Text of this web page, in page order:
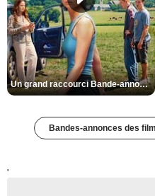
Un grand raccourci Bande-annonce VF
Bandes-annonces des
'